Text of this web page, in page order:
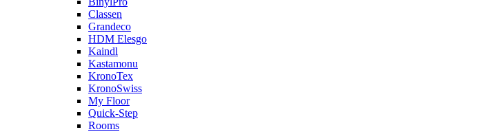
Classen
Grandeco
HDM Elesgo
Kaindl
Kastamonu
KronoTex
KronoSwiss
My Floor
Quick-Step
Rooms